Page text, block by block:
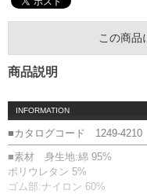
この商品
商品説明
INFORMATION
■カタログコード 1249-4210
■素材 身生地:綿 95%
ポリウレタン 5%
ゴム部:ナイロン 60%